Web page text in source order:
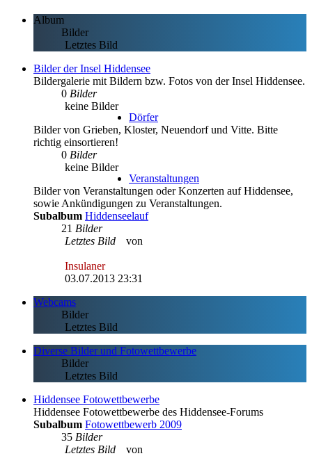
Album
Bilder
Letztes Bild
Bilder der Insel Hiddensee
Bildergalerie mit Bildern bzw. Fotos von der Insel Hiddensee.
0 Bilder
keine Bilder
Dörfer
Bilder von Grieben, Kloster, Neuendorf und Vitte. Bitte
richtig einsortieren!
0 Bilder
keine Bilder
Veranstaltungen
Bilder von Veranstaltungen oder Konzerten auf Hiddensee,
sowie Ankündigungen zu Veranstaltungen.
Subalbum Hiddenseelauf
21 Bilder
Letztes Bild
von
Insulaner
03.07.2013 23:31
Webcams
Bilder
Letztes Bild
Diverse Bilder und Fotowettbewerbe
Bilder
Letztes Bild
Hiddensee Fotowettbewerbe
Hiddensee Fotowettbewerbe des Hiddensee-Forums
Subalbum Fotowettbewerb 2009
35 Bilder
Letztes Bild
von